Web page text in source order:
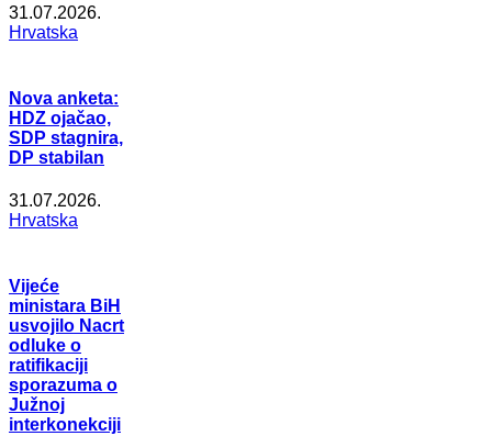
31.07.2026.
Hrvatska
Nova anketa:
HDZ ojačao,
SDP stagnira,
DP stabilan
31.07.2026.
Hrvatska
Vijeće
ministara BiH
usvojilo Nacrt
odluke o
ratifikaciji
sporazuma o
Južnoj
interkonekciji